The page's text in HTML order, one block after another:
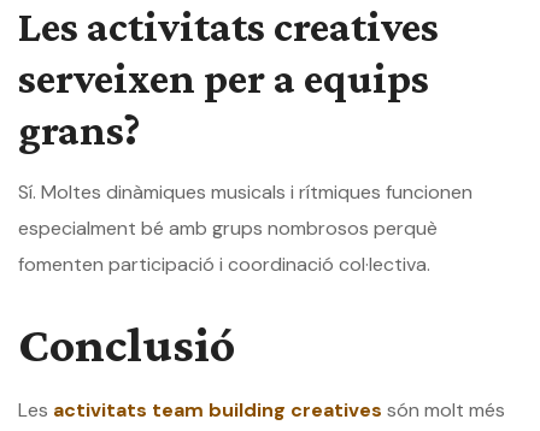
Les activitats creatives
serveixen per a equips
grans?
Sí. Moltes dinàmiques musicals i rítmiques funcionen
especialment bé amb grups nombrosos perquè
fomenten participació i coordinació col·lectiva.
Conclusió
Les activitats team building creatives són molt més